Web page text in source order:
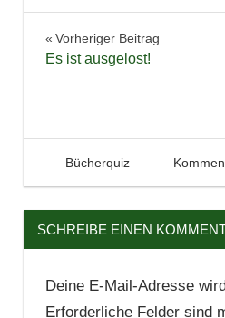
Bücher
Vorheriger Beitrag
Es ist ausgelost!
2. März 2013
Tintenhain
Bücherquiz
SCHREIBE EINEN
Deine E-Mail-Adresse
Erforderliche Felder sind